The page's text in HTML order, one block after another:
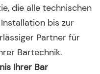
die alle technischen
bis zur
Partner für
Bartechnik.
Ihrer Bar